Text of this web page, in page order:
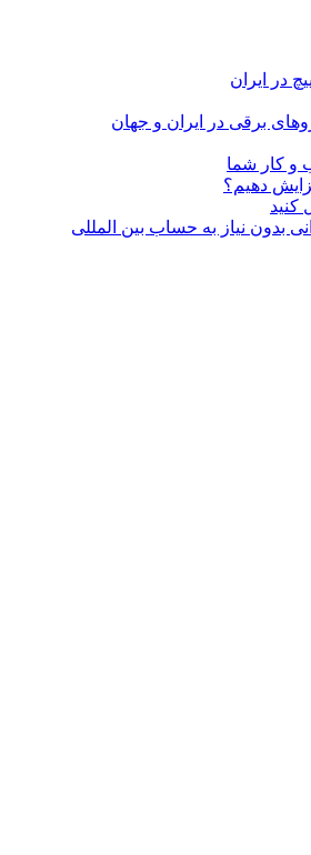
در ایران
برقی در ایران و جهان
و کار شما
دهیم؟
کنید
بدون نیاز به حساب بین المللی